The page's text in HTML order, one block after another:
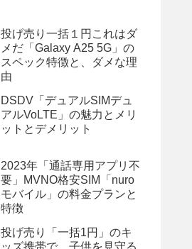
投げ売り一括１円これはダ
メだ「Galaxy A25 5G」の
スペック特徴と、ダメな理
由
DSDV「デュアルSIMデュ
アルVoLTE」の魅力とメリ
ットとデメリット
2023年「通話専用アプリ不
要」MVNO格安SIM「nuro
モバイル」の料金プランと
特徴
投げ売り「一括1円」のキ
ッズ携帯で、子供を見守る